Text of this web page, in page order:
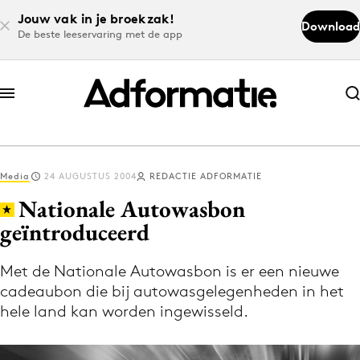
Jouw vak in je broekzak!
De beste leeservaring met de app
Download
Abonneer nu
Abonneer nu
Log in
Volg het laatste nieuws via de Adformatie
Nieuws app
Media 24 AUGUSTUS 2004 REDACTIE ADFORMATIE
Nationale Autowasbon
geïntroduceerd
Met de Nationale Autowasbon is er een nieuwe
cadeaubon die bij autowasgelegenheden in het
hele land kan worden ingewisseld.